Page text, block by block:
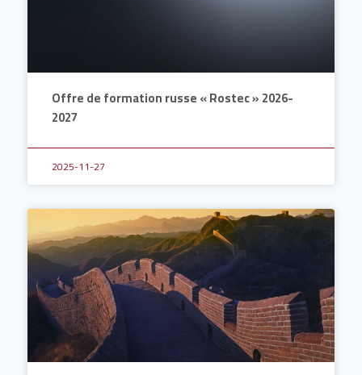
Offre de formation russe « Rostec » 2026-
2027
2025-11-27